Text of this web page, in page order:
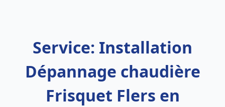
Service: Installation
Dépannage chaudière
Frisquet Flers en